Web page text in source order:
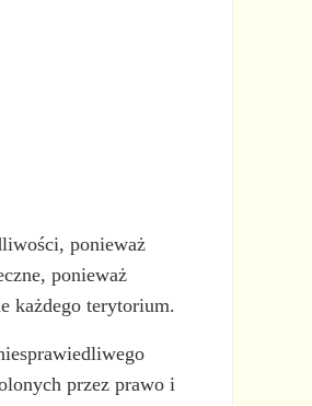
ponieważ
ponieważ
każdego terytorium.
przez prawo i